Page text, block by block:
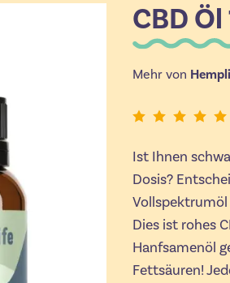
CBD
Mehr von
Ist Ihnen
Dosis?
Vollspektrumöl
Dies ist rohes
Hanfsamenöl
Fettsäuren!